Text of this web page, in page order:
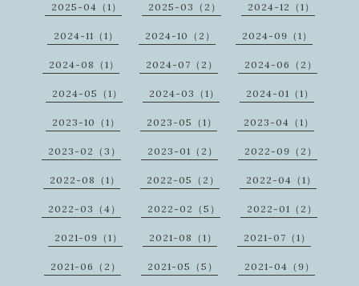
2025-04（1） 2025-03（2） 2024-12（1）
2024-11（1） 2024-10（2） 2024-09（1）
2024-08（1） 2024-07（2） 2024-06（2）
2024-05（1） 2024-03（1） 2024-01（1）
2023-10（1） 2023-05（1） 2023-04（1）
2023-02（3） 2023-01（2） 2022-09（2）
2022-08（1） 2022-05（2） 2022-04（1）
2022-03（4） 2022-02（5） 2022-01（2）
2021-09（1） 2021-08（1） 2021-07（1）
2021-06（2） 2021-05（5） 2021-04（9）